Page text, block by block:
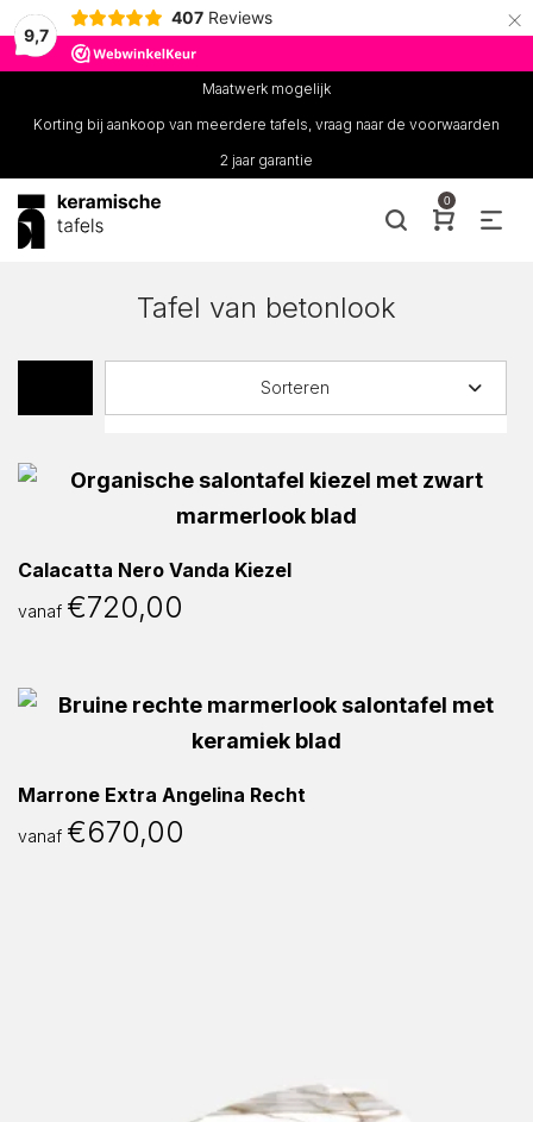
9,7
407 Reviews ×
Maatwerk mogelijk
Korting bij aankoop van meerdere tafels, vraag naar de voorwaarden
2 jaar garantie
0
Tafel van betonlook
Sorteren
Calacatta Nero Vanda Kiezel
vanaf €720,00
Marrone Extra Angelina Recht
vanaf €670,00